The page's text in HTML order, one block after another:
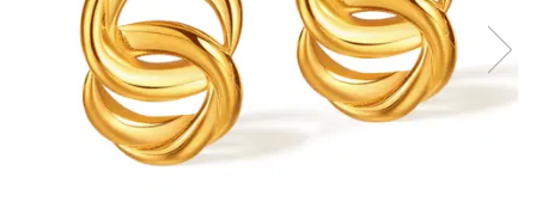
semipretioase
Bijuterii argint placat cu aur
Bijuterii argint cu diverse
materiale
Bijuterii argint cu murano
Bijuterii de Lux
Bijuterii gotice si rock
Bijuterii Handmade
Bijuterii fantezie